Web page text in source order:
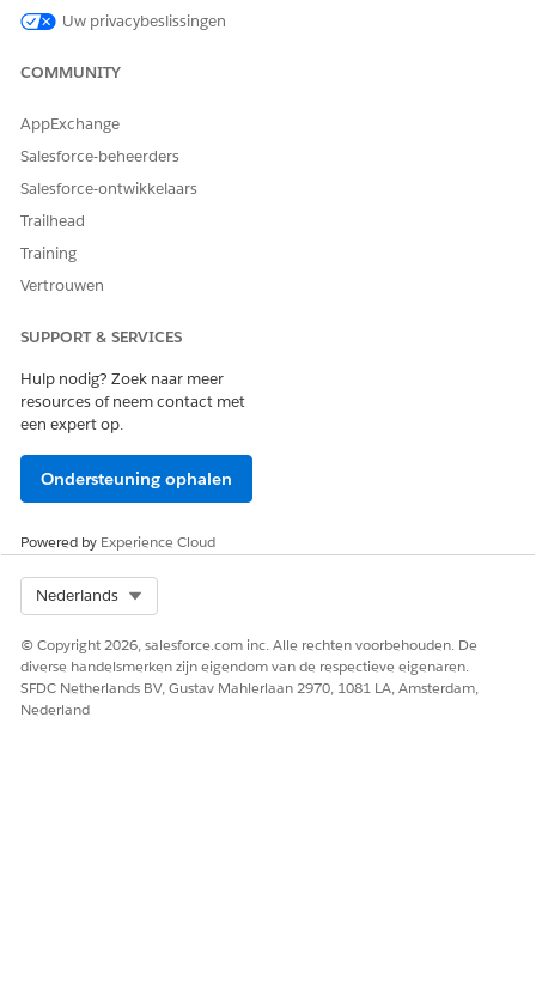
Uw privacybeslissingen
COMMUNITY
AppExchange
Salesforce-beheerders
Salesforce-ontwikkelaars
Trailhead
Training
Vertrouwen
SUPPORT & SERVICES
Hulp nodig? Zoek naar meer
resources of neem contact met
een expert op.
Ondersteuning ophalen
Powered by Experience Cloud
Nederlands
© Copyright 2026, salesforce.com inc. Alle rechten voorbehouden. De
diverse handelsmerken zijn eigendom van de respectieve eigenaren.
SFDC Netherlands BV, Gustav Mahlerlaan 2970, 1081 LA, Amsterdam,
Nederland